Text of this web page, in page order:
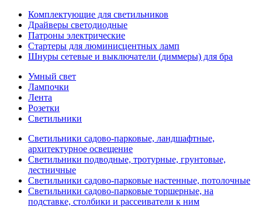
Комплектующие для светильников
Драйверы светодиодные
Патроны электрические
Стартеры для люминисцентных ламп
Шнуры сетевые и выключатели (диммеры) для бра
Умный свет
Лампочки
Лента
Розетки
Светильники
Светильники садово-парковые, ландшафтные,
архитектурное освещение
Светильники подводные, тротурные, грунтовые,
лестничные
Светильники садово-парковые настенные, потолочные
Светильники садово-парковые торшерные, на
подставке, столбики и рассеиватели к ним